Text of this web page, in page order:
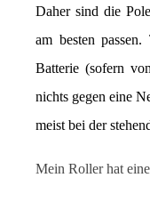
Daher sind die
am besten
Batterie (sofern
nichts gegen eine
meist bei der
Mein Roller hat